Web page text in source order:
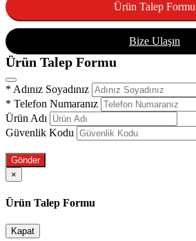
Ürün Talep Formu
Bize Ulaşın
Ürün Talep Formu
* Adınız Soyadınız
* Telefon Numaranız
Ürün Adı
Güvenlik Kodu
Gönder
×
Ürün Talep Formu
Kapat